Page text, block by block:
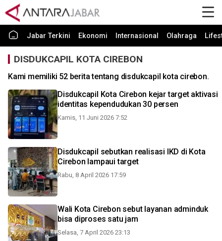
Jabar Terkini Ekonomi Internasional Olahraga
DISDUKCAPIL KOTA CIREBON
Kami memiliki 52 berita tentang disdukcapil kota cirebon.
Disdukcapil Kota Cirebon kejar target aktivasi
identitas kependudukan 30 persen
Kamis, 11 Juni 2026 7:52
Disdukcapil sebutkan realisasi IKD di Kota
Cirebon lampaui target
Rabu, 8 April 2026 17:59
Wali Kota Cirebon sebut layanan adminduk
bisa diproses satu jam
Selasa, 7 April 2026 23:13